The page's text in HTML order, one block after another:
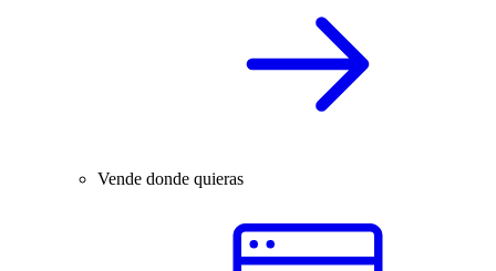
Vende donde quieras